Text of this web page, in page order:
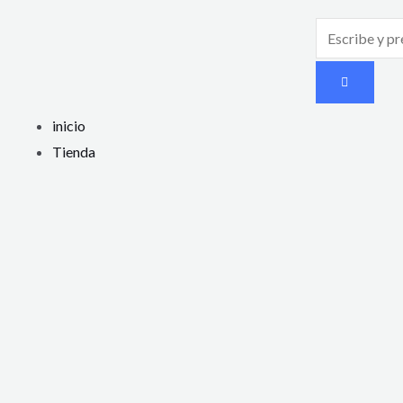
inicio
Tienda